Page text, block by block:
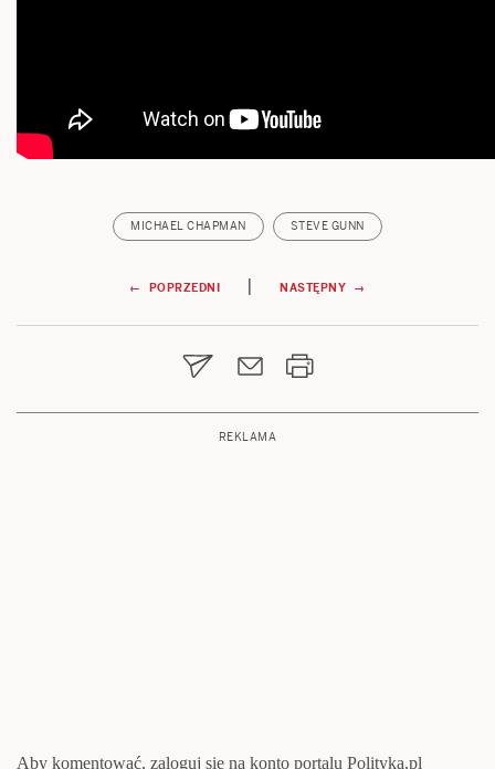
MICHAEL CHAPMAN STEVE GUNN
Nawigacja
wpisu
← POPRZEDNI | NASTĘPNY →
REKLAMA
Aby komentować, zaloguj się na konto portalu Polityka.pl